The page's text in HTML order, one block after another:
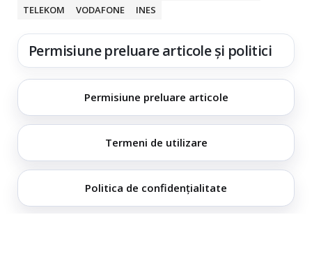
TELEKOM
VODAFONE INES
Permisiune preluare articole și politici
Permisiune preluare articole
Termeni de utilizare
Politica de confidențialitate